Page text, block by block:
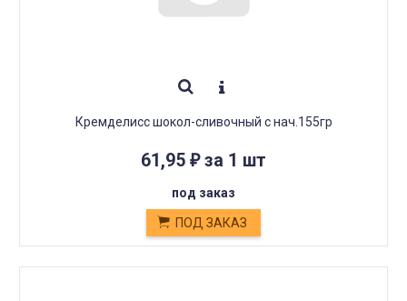
Кремделисс шокол-сливочный с нач.155гр
61,95 ₽за 1 шт
под заказ
ПОД ЗАКАЗ